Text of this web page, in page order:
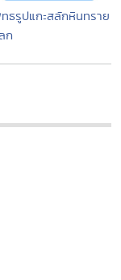
รูปแกะสลักหินทราย
ก